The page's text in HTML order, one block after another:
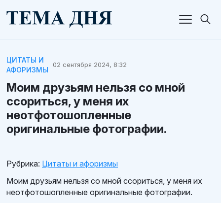
ЦИТАТЫ И
АФОРИЗМЫ
02 сентября 2024, 8:32
Моим друзьям нельзя со мной
ссориться, у меня их
неотфотошопленные
оригинальные фотографии.
Рубрика: Цитаты и афоризмы
Моим друзьям нельзя со мной ссориться, у меня их
неотфотошопленные оригинальные фотографии.